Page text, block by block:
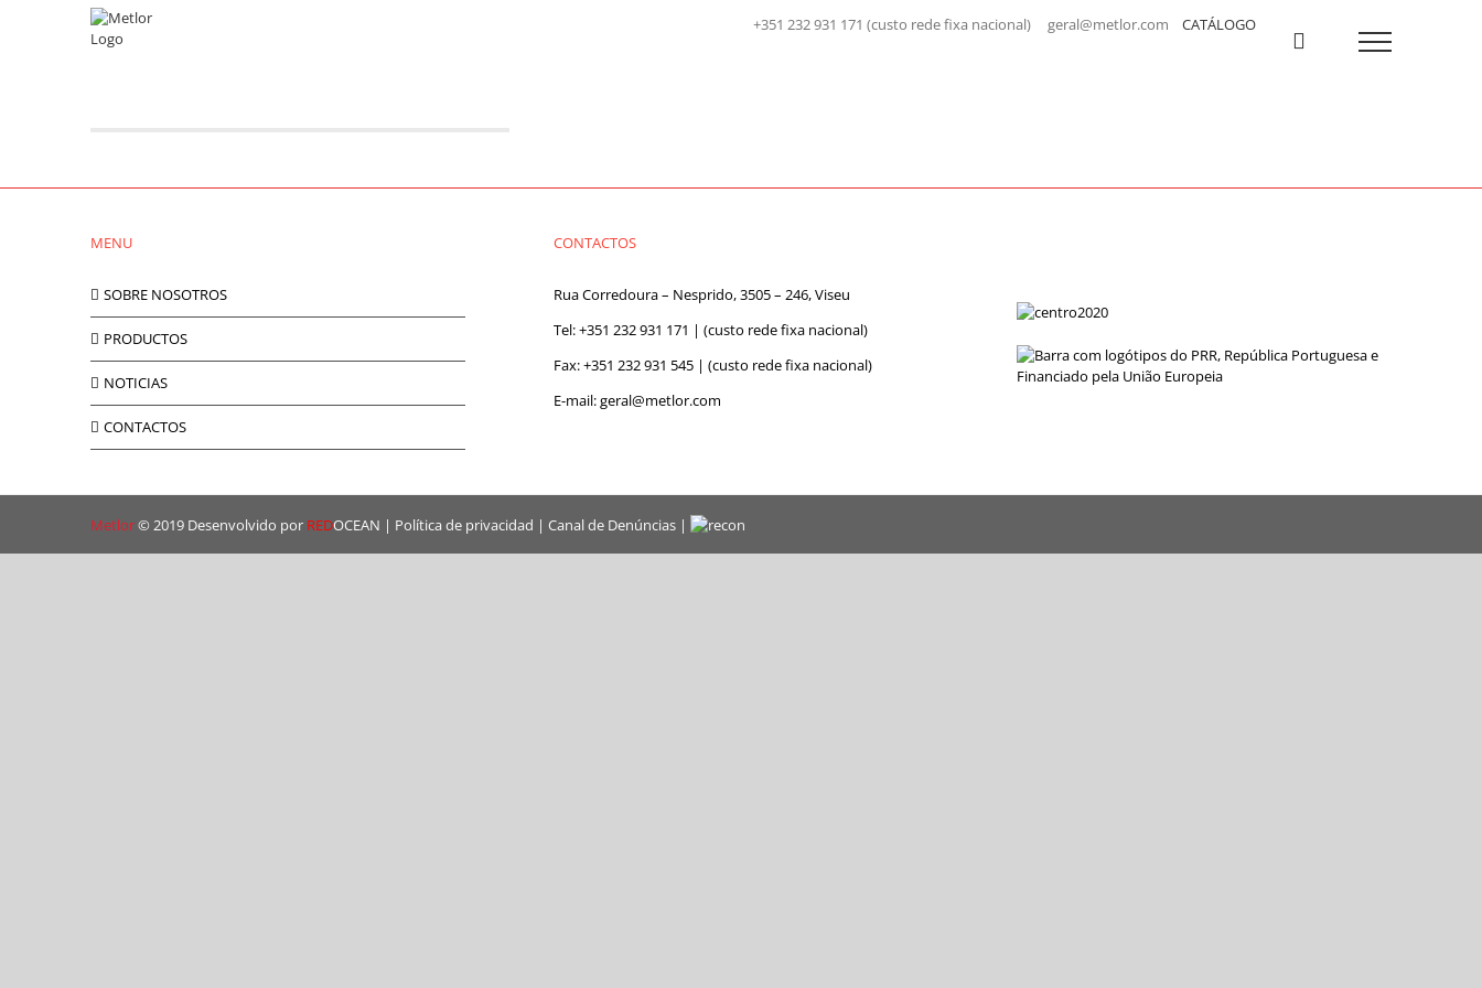
+351 232 931 171 (custo rede fixa nacional) geral@metlor.com CATÁLOGO
Cubo Mágico – Viseu
MENU
SOBRE NOSOTROS
PRODUCTOS
NOTICIAS
CONTACTOS
CONTACTOS
Rua Corredoura – Nesprido, 3505 – 246, Viseu
Tel:+351 232 931 171 | (custo rede fixa nacional)
Fax: +351 232 931 545 | (custo rede fixa nacional)
E-mail:geral@metlor.com
Metlor© 2019 Desenvolvido por REDOCEAN | Política de privacidad | Canal de Denúncias |